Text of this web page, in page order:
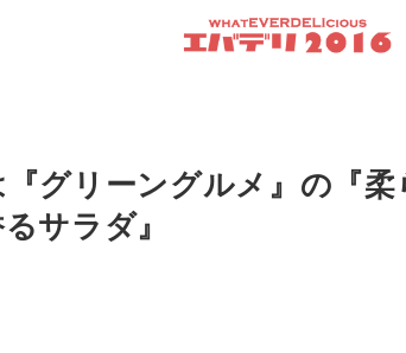
グリーングルメ』の『柔
サラダ』